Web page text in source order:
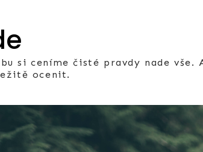
si ceníme čisté pravdy nade
ocenit.